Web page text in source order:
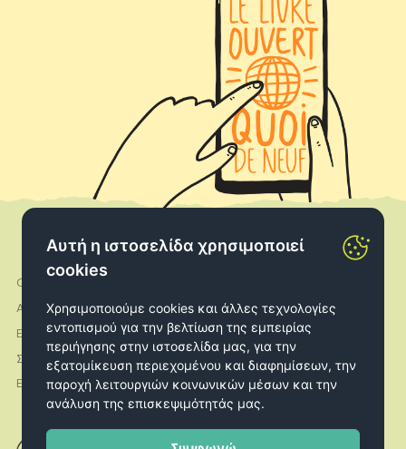
Αυτή η ιστοσελίδα χρησιμοποιεί
cookies
Χρησιμοποιούμε cookies και άλλες τεχνολογίες
εντοπισμού για την βελτίωση της εμπειρίας
περιήγησης στην ιστοσελίδα μας, για την
εξατομίκευση περιεχομένου και διαφημίσεων, την
παροχή λειτουργιών κοινωνικών μέσων και την
ανάλυση της επισκεψιμότητάς μας.
Ο λογαριασμός μου
Αποστολές
Επιστροφές
Σχετικά με εμάς
Επικοινωνία
Instagram